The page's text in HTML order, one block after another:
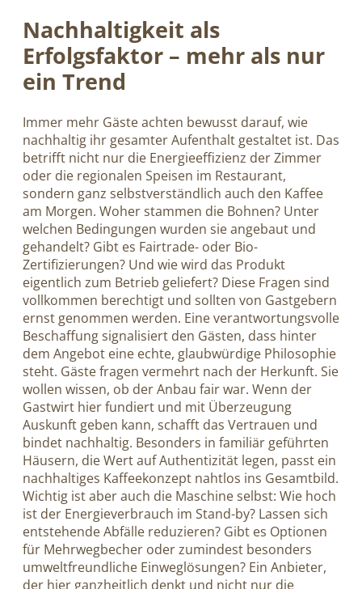
Nachhaltigkeit als
Erfolgsfaktor – mehr als nur
ein Trend
Immer mehr Gäste achten bewusst darauf, wie
nachhaltig ihr gesamter Aufenthalt gestaltet ist. Das
betrifft nicht nur die Energieeffizienz der Zimmer
oder die regionalen Speisen im Restaurant,
sondern ganz selbstverständlich auch den Kaffee
am Morgen. Woher stammen die Bohnen? Unter
welchen Bedingungen wurden sie angebaut und
gehandelt? Gibt es Fairtrade- oder Bio-
Zertifizierungen? Und wie wird das Produkt
eigentlich zum Betrieb geliefert? Diese Fragen sind
vollkommen berechtigt und sollten von Gastgebern
ernst genommen werden. Eine verantwortungsvolle
Beschaffung signalisiert den Gästen, dass hinter
dem Angebot eine echte, glaubwürdige Philosophie
steht. Gäste fragen vermehrt nach der Herkunft. Sie
wollen wissen, ob der Anbau fair war. Wenn der
Gastwirt hier fundiert und mit Überzeugung
Auskunft geben kann, schafft das Vertrauen und
bindet nachhaltig. Besonders in familiär geführten
Häusern, die Wert auf Authentizität legen, passt ein
nachhaltiges Kaffeekonzept nahtlos ins Gesamtbild.
Wichtig ist aber auch die Maschine selbst: Wie hoch
ist der Energieverbrauch im Stand-by? Lassen sich
entstehende Abfälle reduzieren? Gibt es Optionen
für Mehrwegbecher oder zumindest besonders
umweltfreundliche Einweglösungen? Ein Anbieter,
der hier ganzheitlich denkt und nicht nur die